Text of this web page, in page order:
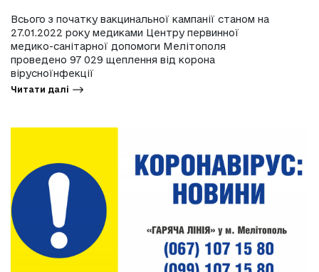
Всього з початку вакцинальної кампанії станом на
27.01.2022 року медиками Центру первинної
медико-санітарної допомоги Мелітополя
проведено 97 029 щеплення від корона
вірусноїнфекції
Читати далі